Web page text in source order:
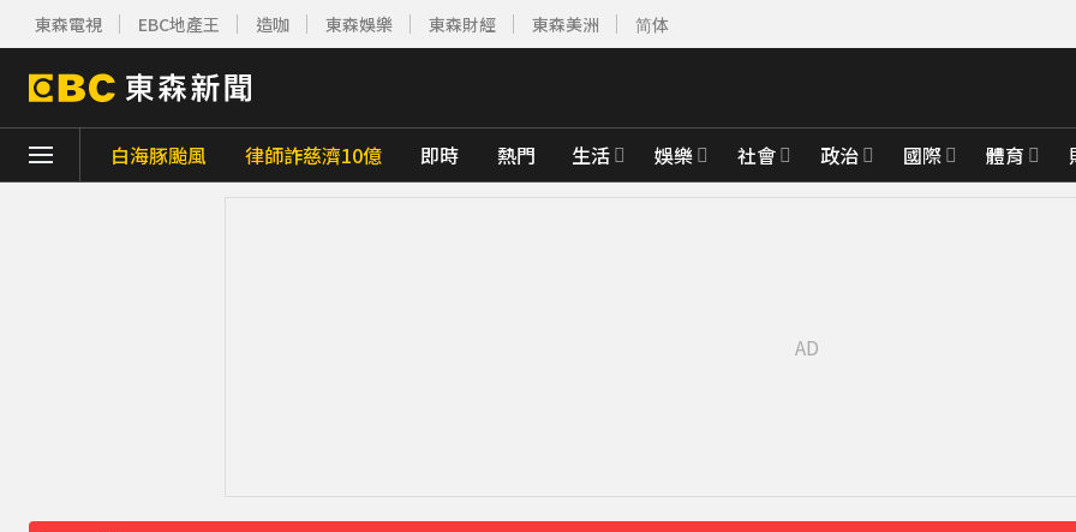
東森電視 EBC地產王 造咖 東森娛樂 東森財經 東森美洲 简体
白海豚颱風 律師詐慈濟10億 即時 熱門 生活 娛樂 社會 政治 國際 體育